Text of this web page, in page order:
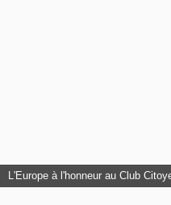
L'Europe à l'honneur au Club